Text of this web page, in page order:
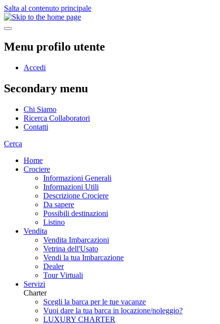
Salta al contenuto principale
Menu profilo utente
Accedi
Secondary menu
Chi Siamo
Ricerca Collaboratori
Contatti
Cerca
Home
Crociere
Informazioni Generali
Informazioni Utili
Descrizione Crociere
Da sapere
Possibili destinazioni
Listino
Vendita
Vendita Imbarcazioni
Vetrina dell'Usato
Vendi la tua Imbarcazione
Dealer
Tour Virtuali
Servizi
Charter
Scegli la barca per le tue vacanze
Vuoi dare la tua barca in locazione/noleggio?
LUXURY CHARTER